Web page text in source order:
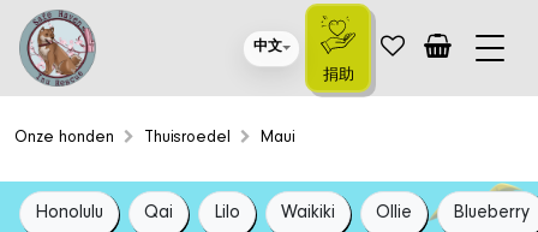
中文
捐助
Onze honden Thuisroedel Maui
Honolulu Qai Lilo Waikiki Ollie Blueberry